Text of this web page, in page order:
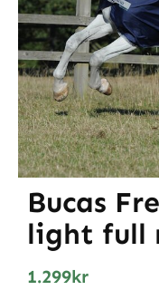
Bucas
light full
1.299kr